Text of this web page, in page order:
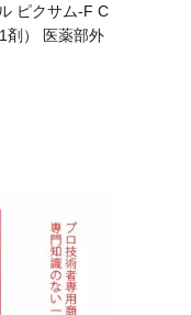
ピクサム-F C
剤） 医薬部外